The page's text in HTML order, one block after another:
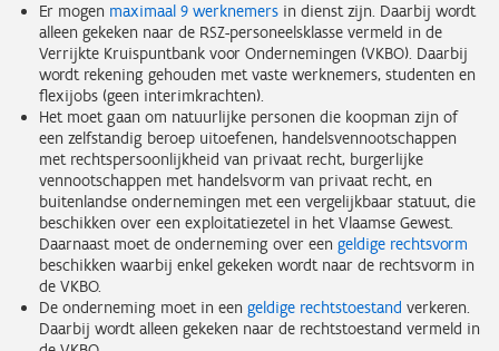
Er mogen maximaal 9 werknemers in dienst zijn. Daarbij wordt
alleen gekeken naar de RSZ-personeelsklasse vermeld in de
Verrijkte Kruispuntbank voor Ondernemingen (VKBO). Daarbij
wordt rekening gehouden met vaste werknemers, studenten en
flexijobs (geen interimkrachten).
Het moet gaan om natuurlijke personen die koopman zijn of
een zelfstandig beroep uitoefenen, handelsvennootschappen
met rechtspersoonlijkheid van privaat recht, burgerlijke
vennootschappen met handelsvorm van privaat recht, en
buitenlandse ondernemingen met een vergelijkbaar statuut, die
beschikken over een exploitatiezetel in het Vlaamse Gewest.
Daarnaast moet de onderneming over een geldige rechtsvorm
beschikken waarbij enkel gekeken wordt naar de rechtsvorm in
de VKBO.
De onderneming moet in een geldige rechtstoestand verkeren.
Daarbij wordt alleen gekeken naar de rechtstoestand vermeld in